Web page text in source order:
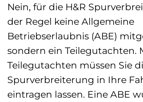
Nein, für die H&R
der Regel keine Allgemeine
Betriebserlaubnis (ABE)
sondern ein Teilegutachten.
Teilegutachten müssen Sie
Spurverbreiterung in Ihre
eintragen lassen. Eine ABE